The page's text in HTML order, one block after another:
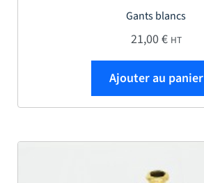
Gants blancs
21,00€ HT
Ajouter au panier